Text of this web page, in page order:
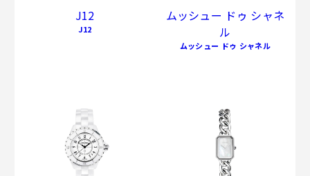
J12
J12
ムッシュー ドゥ シャネ
ル
ムッシュー ドゥ シャネル